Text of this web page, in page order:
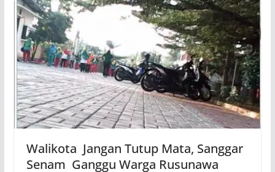
Walikota Jangan Tutup Mata, Sanggar
Senam Ganggu Warga Rusunawa